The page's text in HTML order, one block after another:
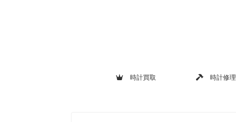
時計買取 時計修理